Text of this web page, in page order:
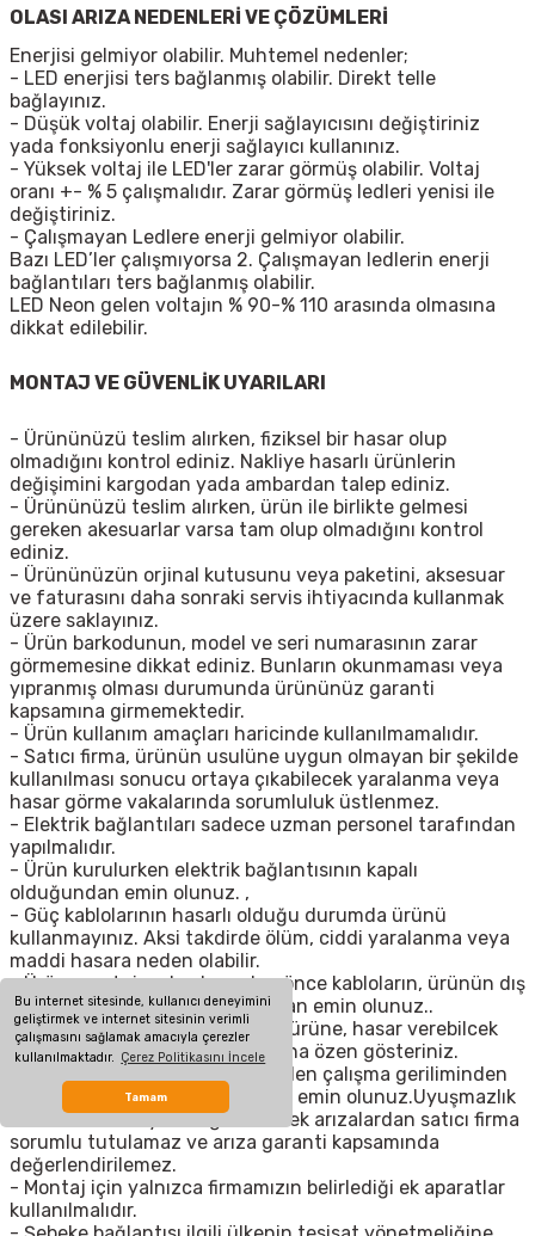
Bu internet sitesinde, kullanıcı deneyimini
geliştirmek ve internet sitesinin verimli
çalışmasını sağlamak amacıyla çerezler
kullanılmaktadır. Çerez Politikasını İncele
Tamam
OLASI ARIZA NEDENLERİ VE ÇÖZÜMLERİ
Enerjisi gelmiyor olabilir. Muhtemel nedenler;
- LED enerjisi ters bağlanmış olabilir. Direkt telle
bağlayınız.
- Düşük voltaj olabilir. Enerji sağlayıcısını değiştiriniz
yada fonksiyonlu enerji sağlayıcı kullanınız.
- Yüksek voltaj ile LED'ler zarar görmüş olabilir. Voltaj
oranı +- % 5 çalışmalıdır. Zarar görmüş ledleri yenisi ile
değiştiriniz.
- Çalışmayan Ledlere enerji gelmiyor olabilir.
Bazı LED’ler çalışmıyorsa 2. Çalışmayan ledlerin enerji
bağlantıları ters bağlanmış olabilir.
LED Neon gelen voltajın % 90-% 110 arasında olmasına
dikkat edilebilir.
MONTAJ VE GÜVENLİK UYARILARI
- Ürününüzü teslim alırken, fiziksel bir hasar olup
olmadığını kontrol ediniz. Nakliye hasarlı ürünlerin
değişimini kargodan yada ambardan talep ediniz.
- Ürününüzü teslim alırken, ürün ile birlikte gelmesi
gereken akesuarlar varsa tam olup olmadığını kontrol
ediniz.
- Ürününüzün orjinal kutusunu veya paketini, aksesuar
ve faturasını daha sonraki servis ihtiyacında kullanmak
üzere saklayınız.
- Ürün barkodunun, model ve seri numarasının zarar
görmemesine dikkat ediniz. Bunların okunmaması veya
yıpranmış olması durumunda ürününüz garanti
kapsamına girmemektedir.
- Ürün kullanım amaçları haricinde kullanılmamalıdır.
- Satıcı firma, ürünün usulüne uygun olmayan bir şekilde
kullanılması sonucu ortaya çıkabilecek yaralanma veya
hasar görme vakalarında sorumluluk üstlenmez.
- Elektrik bağlantıları sadece uzman personel tarafından
yapılmalıdır.
- Ürün kurulurken elektrik bağlantısının kapalı
olduğundan emin olunuz. ,
- Güç kablolarının hasarlı olduğu durumda ürünü
kullanmayınız. Aksi takdirde ölüm, ciddi yaralanma veya
maddi hasara neden olabilir.
- Ürün montajına başlamadan önce kabloların, ürünün dış
çeperlerinin hasarlı olmadığından emin olunuz..
- Ürünü yeleştireceğiniz yerde ürüne, hasar verebilcek
çentik, çıkıntı vb. bulunmamasına özen gösteriniz.
- Ürünün etiket üzerinde belirtilen çalışma geriliminden
yüksek bir gerilim almadığından emin olunuz.Uyuşmazlık
durumunda meydana gelebilecek arızalardan satıcı firma
sorumlu tutulamaz ve arıza garanti kapsamında
değerlendirilemez.
- Montaj için yalnızca firmamızın belirlediği ek aparatlar
kullanılmalıdır.